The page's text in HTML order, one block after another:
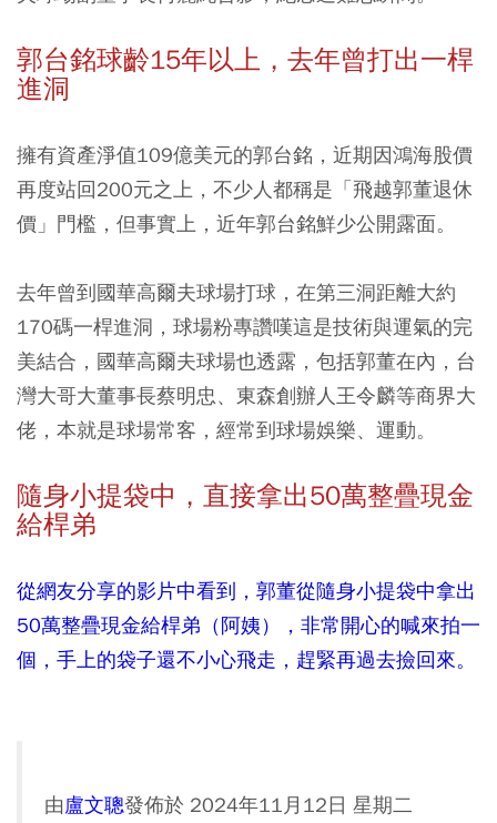
郭台銘球齡15年以上，去年曾打出一桿
進洞
擁有資產淨值109億美元的郭台銘，近期因鴻海股價
再度站回200元之上，不少人都稱是「飛越郭董退休
價」門檻，但事實上，近年郭台銘鮮少公開露面。
去年曾到國華高爾夫球場打球，在第三洞距離大約
170碼一桿進洞，球場粉專讚嘆這是技術與運氣的完
美結合，國華高爾夫球場也透露，包括郭董在內，台
灣大哥大董事長蔡明忠、東森創辦人王令麟等商界大
佬，本就是球場常客，經常到球場娛樂、運動。
隨身小提袋中，直接拿出50萬整疊現金
給桿弟
從網友分享的影片中看到，郭董從隨身小提袋中拿出
50萬整疊現金給桿弟（阿姨），非常開心的喊來拍一
個，手上的袋子還不小心飛走，趕緊再過去撿回來。
由盧文聰發佈於 2024年11月12日 星期二